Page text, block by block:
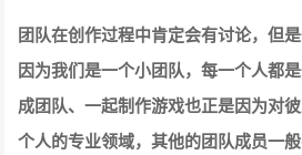
团队在创作过程中肯定会有讨论，但
因为我们是一个小团队，每一个人都
成团队、一起制作游戏也正是因为对
个人的专业领域，其他的团队成员一